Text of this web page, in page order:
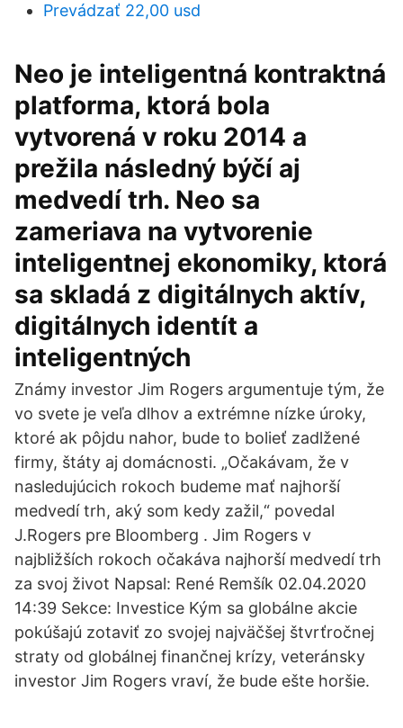
Prevádzať 22,00 usd
Neo je inteligentná kontraktná
platforma, ktorá bola
vytvorená v roku 2014 a
prežila následný býčí aj
medvedí trh. Neo sa
zameriava na vytvorenie
inteligentnej ekonomiky, ktorá
sa skladá z digitálnych aktív,
digitálnych identít a
inteligentných
Známy investor Jim Rogers argumentuje tým, že
vo svete je veľa dlhov a extrémne nízke úroky,
ktoré ak pôjdu nahor, bude to bolieť zadlžené
firmy, štáty aj domácnosti. „Očakávam, že v
nasledujúcich rokoch budeme mať najhorší
medvedí trh, aký som kedy zažil,“ povedal
J.Rogers pre Bloomberg . Jim Rogers v
najbližších rokoch očakáva najhorší medvedí trh
za svoj život Napsal: René Remšík 02.04.2020
14:39 Sekce: Investice Kým sa globálne akcie
pokúšajú zotaviť zo svojej najväčšej štvrťročnej
straty od globálnej finančnej krízy, veteránsky
investor Jim Rogers vraví, že bude ešte horšie.